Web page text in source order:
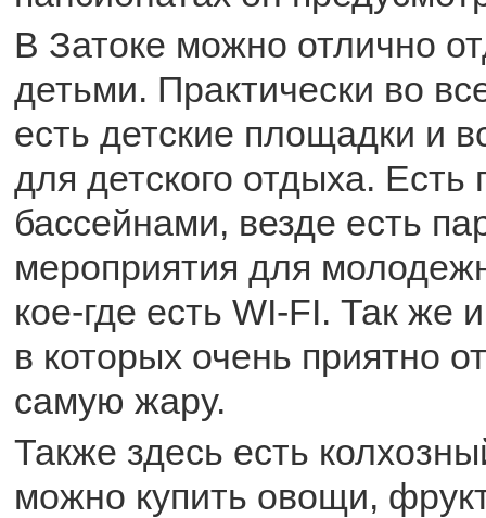
В Затоке можно отлично
детьми. Практически во
есть детские площадки и
для детского отдыха. Есть
бассейнами, везде есть
мероприятия для
кое-где есть WI-FI. Так же
в которых очень приятно
самую жару.
Также здесь есть
можно купить овощи,